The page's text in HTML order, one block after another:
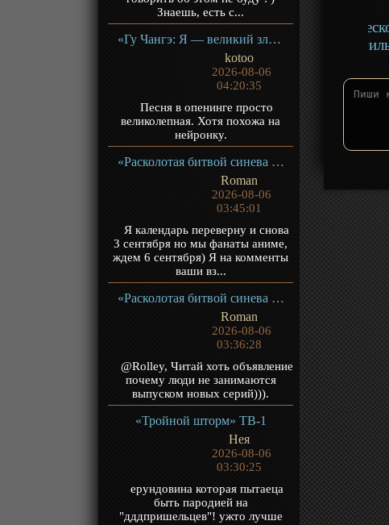
Знаешь, есть с...
«Гу Чангэ: Я — великий злодей Небесной Судьбы» ТВ-1
kotoo
2026-08-06
04:20:35
Песня в опенинге просто
великолепная. Хотя похожа на
нейронку.
«Расколотая битвой синева небес 5» ТВ-5
Roman
2026-08-06
03:45:01
Я календарь переверну и снова
3 сентября но мы фанаты аниме,
ждем 6 сентября) Я на комменты
ваши вз...
«Расколотая битвой синева небес 5» ТВ-5
Roman
2026-08-06
03:36:28
@Rolley, Читай хоть объявление
почему люди не занимаются
выпуском новых серий))).
«Тройной шторм» ТВ-1
Нея
2026-08-06
03:30:25
ерундовина которая пытаеца
быть пародией на
"дддпришельцев"! ужто лучше